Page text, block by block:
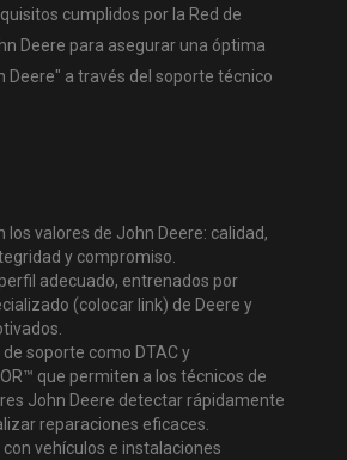
cumplidos por la Red de
Deere para asegurar una óptima
Deere" a través del soporte técnico
los valores de John Deere: calidad,
y compromiso.
adecuado, entrenados por
(colocar link) de Deere y
soporte como DTAC y
que permiten a los técnicos de
John Deere detectar rápidamente
reparaciones eficaces.
vehículos e instalaciones